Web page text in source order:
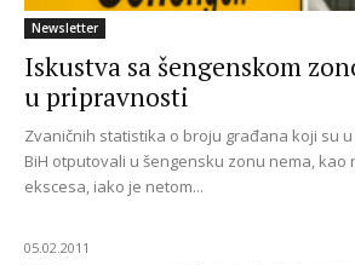
Newsletter
Iskustva sa šengenskom
u pripravnosti
Zvaničnih statistika o broju građana koji su
BiH otputovali u šengensku zonu nema, kao
ekscesa, iako je netom...
05.02.2011